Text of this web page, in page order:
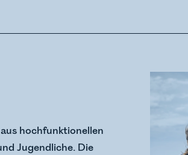
hochfunktionellen
Jugendliche. Die